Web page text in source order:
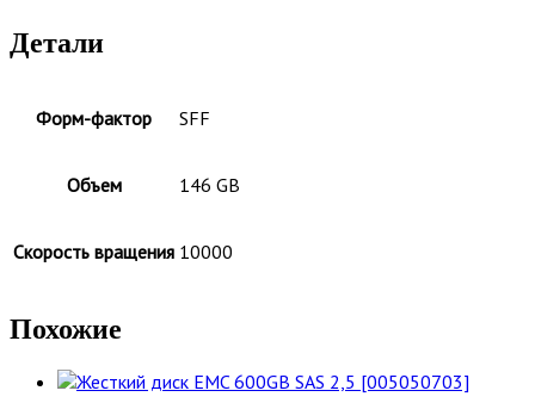
Детали
Форм-фактор SFF
Объем 146 GB
Скорость вращения 10000
Похожие